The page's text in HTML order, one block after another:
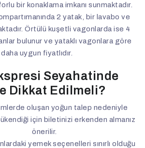
bir konaklama imkanı sunmaktadır.
2 yatak, bir lavabo ve
Örtülü kuşetli vagonlarda ise 4
bulunur ve yataklı vagonlara göre
daha uygun fiyatlıdır.
Seyahatinde
Dikkat Edilmeli?
oluşan yoğun talep nedeniyle
için biletinizi erkenden almanız
önerilir.
yemek seçenelleri sınırlı olduğu